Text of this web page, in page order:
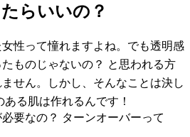
らいいの？
性って憧れますよね。でも透明感
ものじゃないの？ と思われる方
せん。しかし、そんなことは決し
る肌は作れるんです！
要なの？ ターンオーバーって